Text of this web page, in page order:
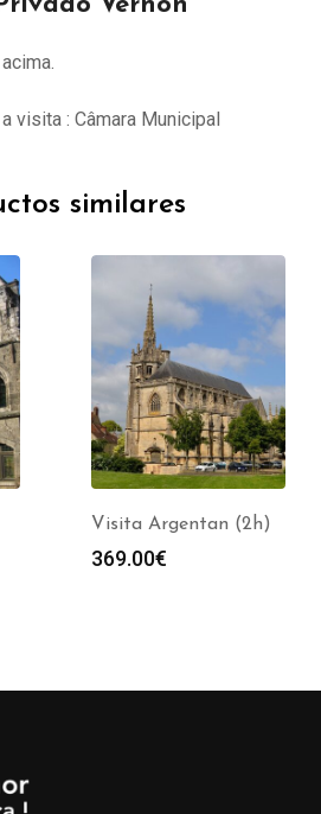
visita : Câmara Municipal
similares
Visita Argentan (2h)
369.00€